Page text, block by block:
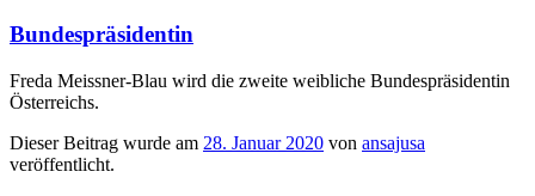
Bundespräsidentin
Freda Meissner-Blau wird die zweite weibliche Bundespräsidentin
Österreichs.
Dieser Beitrag wurde am 28. Januar 2020 von ansajusa
veröffentlicht.